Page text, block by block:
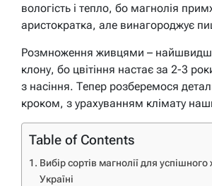
вологість і тепло, бо магнолія
аристократка, але винагороджує
Розмноження живцями –
клону, бо цвітіння настає за 2-3
з насіння. Тепер розберемося
кроком, з урахуванням клімату
Table of Contents
Вибір сортів магнолії для
Україні